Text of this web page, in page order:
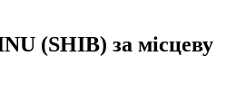
(SHIB) за місцеву